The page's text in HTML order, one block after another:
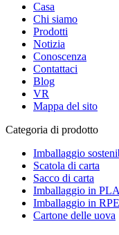
Casa
Chi siamo
Prodotti
Notizia
Conoscenza
Contattaci
Blog
VR
Mappa del sito
Categoria di prodotto
Imballaggio
Scatola di carta
Sacco di carta
Imballaggio in PLA
Imballaggio in
Cartone delle uova